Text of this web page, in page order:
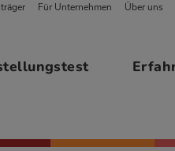
Für Unternehmen Über uns